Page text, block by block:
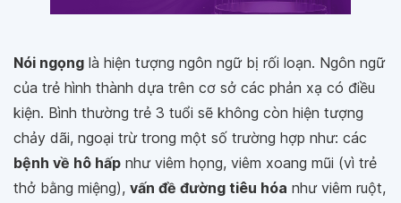
Nói ngọng là hiện tượng ngôn ngữ bị rối loạn. Ngôn ngữ
của trẻ hình thành dựa trên cơ sở các phản xạ có điều
kiện. Bình thường trẻ 3 tuổi sẽ không còn hiện tượng
chảy dãi, ngoại trừ trong một số trường hợp như: các
bệnh về hô hấp như viêm họng, viêm xoang mũi (vì trẻ
thở bằng miệng), vấn đề đường tiêu hóa như viêm ruột,